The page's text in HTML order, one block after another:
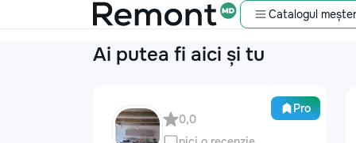
Catalogul
Ai putea fi aici și tu
Pro
0,0